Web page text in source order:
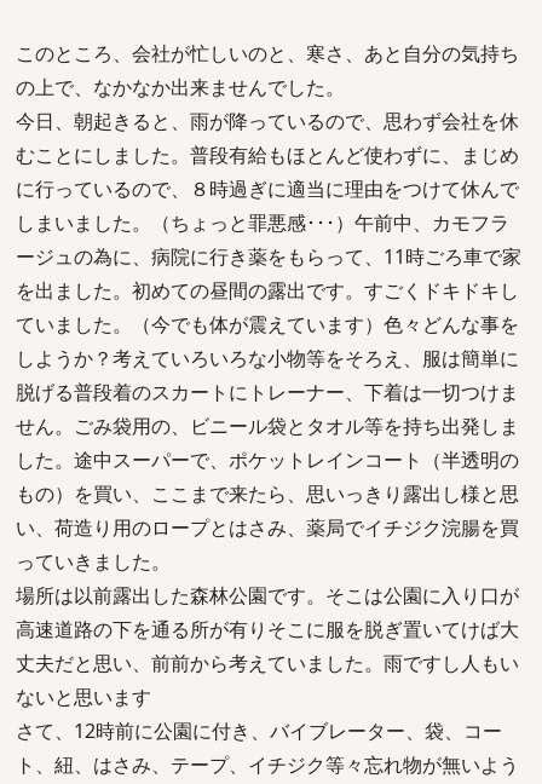
このところ、会社が忙しいのと、寒さ、あと自分の気持ち
の上で、なかなか出来ませんでした。
今日、朝起きると、雨が降っているので、思わず会社を休
むことにしました。普段有給もほとんど使わずに、まじめ
に行っているので、８時過ぎに適当に理由をつけて休んで
しまいました。（ちょっと罪悪感･･･）午前中、カモフラ
ージュの為に、病院に行き薬をもらって、11時ごろ車で家
を出ました。初めての昼間の露出です。すごくドキドキし
ていました。（今でも体が震えています）色々どんな事を
しようか？考えていろいろな小物等をそろえ、服は簡単に
脱げる普段着のスカートにトレーナー、下着は一切つけま
せん。ごみ袋用の、ビニール袋とタオル等を持ち出発しま
した。途中スーパーで、ポケットレインコート（半透明の
もの）を買い、ここまで来たら、思いっきり露出し様と思
い、荷造り用のロープとはさみ、薬局でイチジク浣腸を買
っていきました。
場所は以前露出した森林公園です。そこは公園に入り口が
高速道路の下を通る所が有りそこに服を脱ぎ置いてけば大
丈夫だと思い、前前から考えていました。雨ですし人もい
ないと思います
さて、12時前に公園に付き、バイブレーター、袋、コー
ト、紐、はさみ、テープ、イチジク等々忘れ物が無いよう